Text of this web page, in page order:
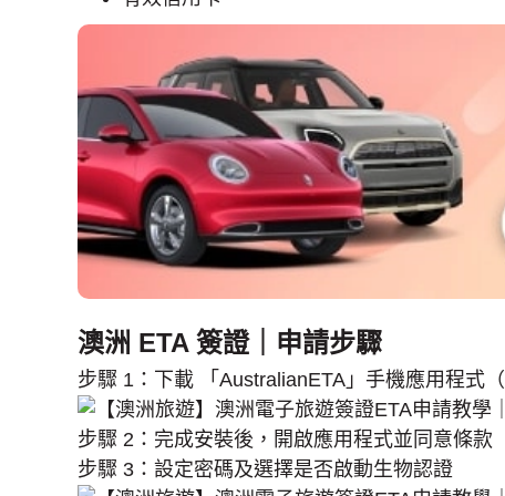
澳洲 ETA 簽證｜申請步驟
步驟 1：下載 「AustralianETA」手機應用程式（
步驟 2：完成安裝後，開啟應用程式並同意條款
步驟 3：設定密碼及選擇是否啟動生物認證